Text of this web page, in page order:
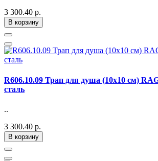
3 300.40 р.
В корзину
R606.10.09 Трап для душа (10х10 см)
сталь
..
3 300.40 р.
В корзину